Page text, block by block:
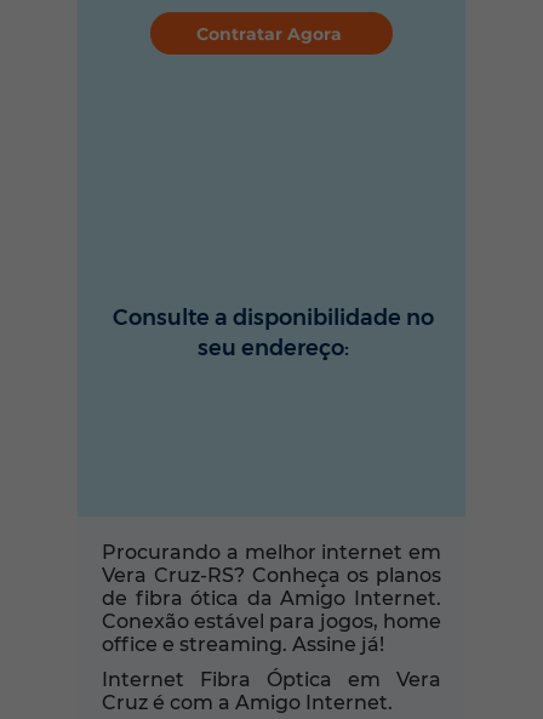
Contratar Agora
Consulte a disponibilidade no
seu endereço:
Procurando a melhor internet em
Vera Cruz-RS? Conheça os planos
de fibra ótica da Amigo Internet.
Conexão estável para jogos, home
office e streaming. Assine já!
Internet Fibra Óptica em Vera
Cruz é com a Amigo Internet.